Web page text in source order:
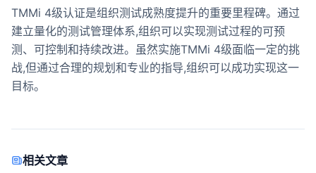
TMMi 4级认证是组织测试成熟度提升的重要里程碑。通过
建立量化的测试管理体系,组织可以实现测试过程的可预
测、可控制和持续改进。虽然实施TMMi 4级面临一定的挑
战,但通过合理的规划和专业的指导,组织可以成功实现这一
目标。
相关文章